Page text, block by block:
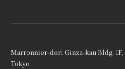
Marronnier-dori Ginza-kan Bldg. 1F,
Tokyo